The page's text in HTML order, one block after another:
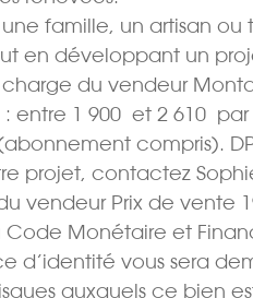
famille, un artisan
en développant un
charge du vendeur
1 900  et 2 610 
compris).
projet, contactez Sophie
vendeur Prix de vente
Code Monétaire et
d’identité vous sera
auxquels ce bien